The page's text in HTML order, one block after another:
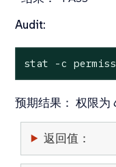
Audit:
stat -c
预期结果： 权限为
返回值：